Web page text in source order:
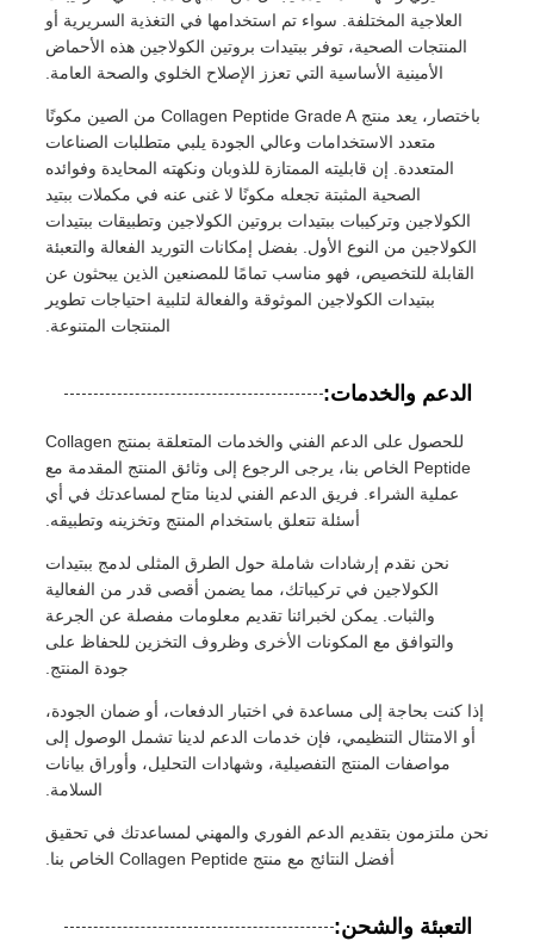
العلاجية المختلفة. سواء تم استخدامها في التغذية السريرية أو
المنتجات الصحية، توفر ببتيدات بروتين الكولاجين هذه الأحماض
الأمينية الأساسية التي تعزز الإصلاح الخلوي والصحة العامة.
باختصار، يعد منتج Collagen Peptide Grade A من الصين مكونًا
متعدد الاستخدامات وعالي الجودة يلبي متطلبات الصناعات
المتعددة. إن قابليته الممتازة للذوبان ونكهته المحايدة وفوائده
الصحية المثبتة تجعله مكونًا لا غنى عنه في مكملات ببتيد
الكولاجين وتركيبات ببتيدات بروتين الكولاجين وتطبيقات ببتيدات
الكولاجين من النوع الأول. بفضل إمكانات التوريد الفعالة والتعبئة
القابلة للتخصيص، فهو مناسب تمامًا للمصنعين الذين يبحثون عن
ببتيدات الكولاجين الموثوقة والفعالة لتلبية احتياجات تطوير
المنتجات المتنوعة.
الدعم والخدمات:
للحصول على الدعم الفني والخدمات المتعلقة بمنتج Collagen
Peptide الخاص بنا، يرجى الرجوع إلى وثائق المنتج المقدمة مع
عملية الشراء. فريق الدعم الفني لدينا متاح لمساعدتك في أي
أسئلة تتعلق باستخدام المنتج وتخزينه وتطبيقه.
نحن نقدم إرشادات شاملة حول الطرق المثلى لدمج ببتيدات
الكولاجين في تركيباتك، مما يضمن أقصى قدر من الفعالية
والثبات. يمكن لخبرائنا تقديم معلومات مفصلة عن الجرعة
والتوافق مع المكونات الأخرى وظروف التخزين للحفاظ على
جودة المنتج.
إذا كنت بحاجة إلى مساعدة في اختبار الدفعات، أو ضمان الجودة،
أو الامتثال التنظيمي، فإن خدمات الدعم لدينا تشمل الوصول إلى
مواصفات المنتج التفصيلية، وشهادات التحليل، وأوراق بيانات
السلامة.
نحن ملتزمون بتقديم الدعم الفوري والمهني لمساعدتك في تحقيق
أفضل النتائج مع منتج Collagen Peptide الخاص بنا.
التعبئة والشحن: